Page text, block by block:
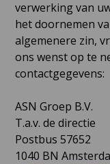
verwerking van
het doornemen
algemenere zin,
ons wenst op te
contactgegevens:
ASN Groep B.V.
T.a.v. de directie
Postbus 57652
1040 BN